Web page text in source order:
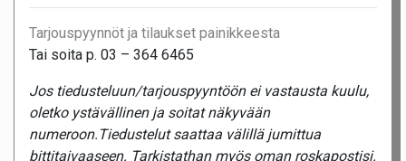
Tarjouspyynnöt ja tilaukset painikkeesta
Tai soita p. 03 – 364 6465
Jos tiedusteluun/tarjouspyyntöön ei vastausta kuulu,
oletko ystävällinen ja soitat näkyvään
numeroon.Tiedustelut saattaa välillä jumittua
bittitaivaaseen. Tarkistathan myös oman roskapostisi.